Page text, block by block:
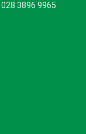
3896 9965